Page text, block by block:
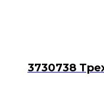
3730738